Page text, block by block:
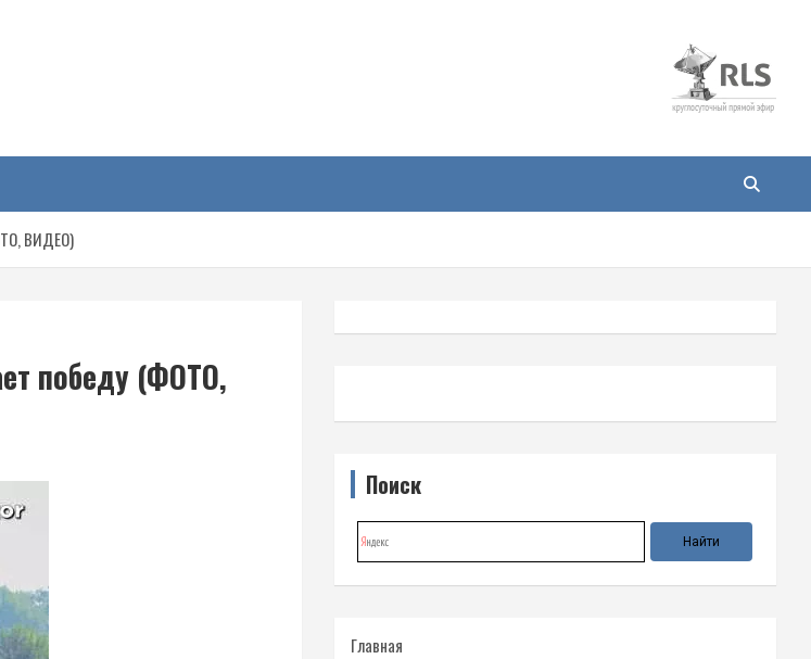
ВИДЕО)
победу (ФОТО,
Поиск
Главная